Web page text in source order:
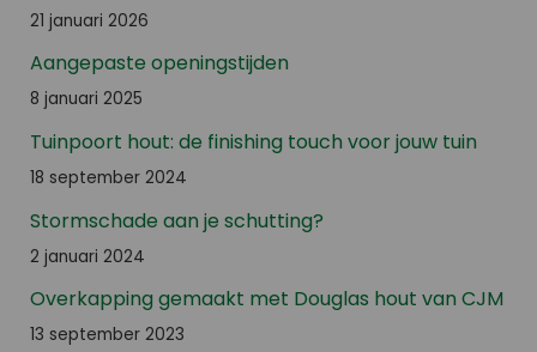
21 januari 2026
Aangepaste openingstijden
8 januari 2025
Tuinpoort hout: de finishing touch voor jouw tuin
18 september 2024
Stormschade aan je schutting?
2 januari 2024
Overkapping gemaakt met Douglas hout van CJM
13 september 2023